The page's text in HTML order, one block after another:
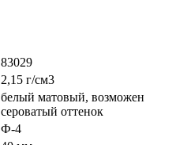
83029
2,15 г/см3
белый матовый, возможен
сероватый оттенок
Ф-4